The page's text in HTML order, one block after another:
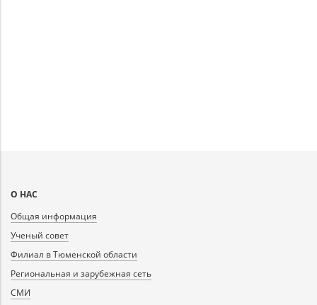
Карта
сайта
О НАС
Общая информация
Ученый совет
Филиал в Тюменской области
Региональная и зарубежная сеть
СМИ